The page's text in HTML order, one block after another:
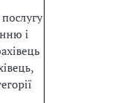
і